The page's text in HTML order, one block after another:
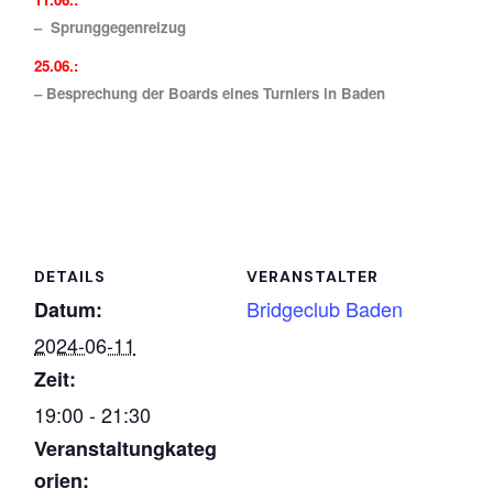
– Sprunggegenreizug
25.06.:
– Besprechung der Boards eines Turniers in Baden
DETAILS
Datum:
2024-06-11
Zeit:
19:00 - 21:30
Veranstaltungkateg
orien:
VERANSTALTER
Bridgeclub Baden